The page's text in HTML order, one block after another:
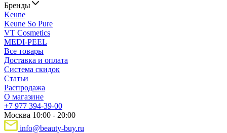
Бренды
Keune
Keune So Pure
VT Cosmetics
MEDI-PEEL
Все товары
Доставка и оплата
Система скидок
Статьи
Распродажа
О магазине
+7 977 394-39-00
Москва 10:00 - 20:00
info@beauty-buy.ru